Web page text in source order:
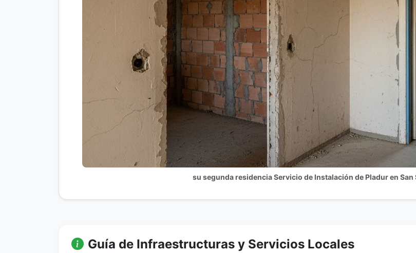
su segunda residencia Servicio de Instalación de Pladur en San
Guía de Infraestructuras y Servicios Locales